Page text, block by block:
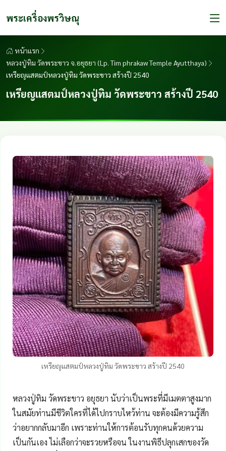
พระเครื่องพรวิษณุ
หน้าแรก
หลวงปู่ทิม วัดพระขาว จ.อยุธยา (Lp. Tim phrakaw Temple Ayutthaya)
เหรียญแสตมป์หลวงปู่ทิม วัดพระขาว สร้างปี 2540
เหรียญแสตมป์หลวงปู่ทิม วัดพระขาว สร้างปี 2540
เหรียญแสตมป์หลวงปู่ทิม วัดพระขาว สร้างปี 2540
หลวงปู่ทิม วัดพระขาว อยุธยา นับว่าเป็นพระที่มีเมตตาสูงมาก
ในสมัยท่านมีชีวิตใครที่ได้ไปกราบไหว้ท่าน จะต้องมีความรู้สึก
ว่าอยากกลับมาอีก เพราะท่านให้การต้อนรับทุกคนด้วยความ
เป็นกันเอง ไม่เลือกว่าจะรวยหรือจน ในงานพิธีปลุกเสกของวัด